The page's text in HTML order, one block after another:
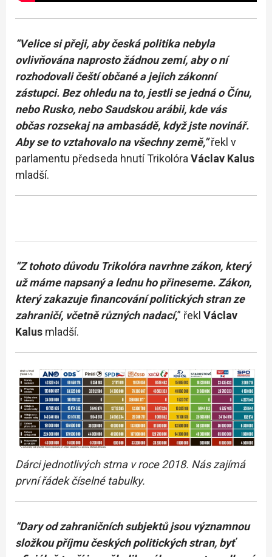
“Velice si přeji, aby česká politika nebyla
ovlivňována naprosto žádnou zemí, aby o ní
rozhodovali čeští občané a jejich zákonní
zástupci. Bez ohledu na to, jestli se jedná o Čínu,
nebo Rusko, nebo Saudskou arábii, kde vás
občas rozsekaj na ambasádě, když jste novinář.
Aby se to vztahovalo na všechny země,”řekl v
parlamentu předseda hnutí Trikolóra Václav Kalus
mladší.
“Z tohoto důvodu Trikolóra navrhne zákon, který
už máme napsaný a lednu ho přineseme. Zákon,
který zakazuje financování politických stran ze
zahraničí, včetně různých nadací,” řekl Václav
Kalus mladší.
Dárci jednotlivých strna v roce 2018. Nás zajímá
první řádek číselné tabulky.
“Dary od zahraničních subjektů jsou významnou
složkou příjmu českých politických stran, byť